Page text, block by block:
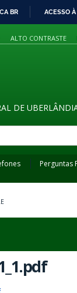
PARA
O
BR ACESSO
ALTO CONTRASTE
DE
Perguntas